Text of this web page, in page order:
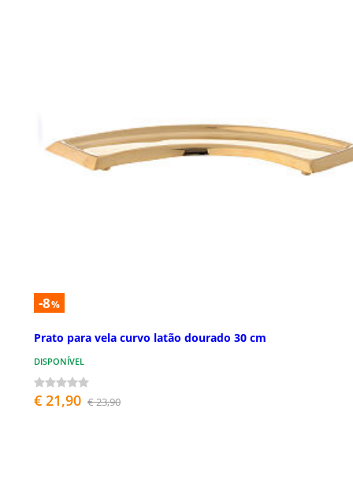
-8%
Prato para vela curvo latão dourado 30 cm
DISPONÍVEL
€ 21,90 € 23,90